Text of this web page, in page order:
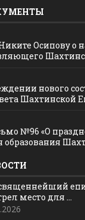
Осипову о
нового
Шахтинской
№96 «О
образования
место для ...